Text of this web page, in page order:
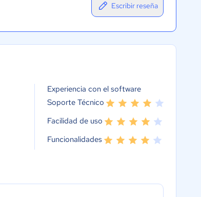
Escribir reseña
Experiencia con el software
Soporte Técnico
Facilidad de uso
Funcionalidades